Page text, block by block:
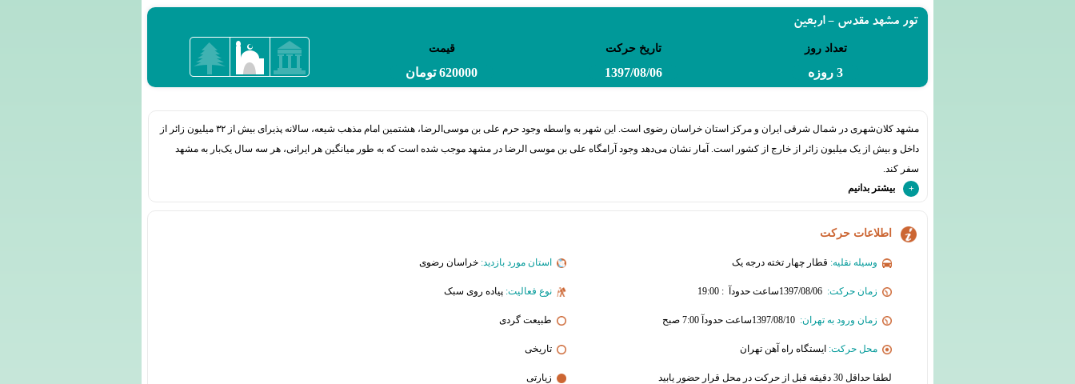
تور مشهد مقدس - اربعین
تعداد روز تاریخ حرکت قیمت
3 روزه 1397/08/06 620000 تومان
مشهد کلان‌شهری در شمال شرقی ایران و مرکز استان خراسان رضوی است. این شهر به واسطه وجود حرم علی بن موسی‌الرضا، هشتمین امام مذهب شیعه، سالانه پذیرای بیش از ۳۲ میلیون زائر از
داخل و بیش از یک میلیون زائر از خارج از کشور است. آمار نشان می‌دهد وجود آرامگاه علی بن موسی الرضا در مشهد موجب شده است که به طور میانگین هر ایرانی، هر سه سال یک‌بار به مشهد
سفر کند.
بیشتر بدانیم
اطلاعات حرکت
وسیله نقلیه: قطار چهار تخته درجه یک
زمان حرکت:
زمان ورود به تهران:
محل حرکت: ایستگاه راه آهن تهران
لطفا حداقل 30 دقیقه قبل از حرکت در محل قرار حضور یابید
استان مورد بازدید: خراسان رضوی
نوع فعالیت: پیاده روی سبک
طبیعت گردی
تاریخی
زیارتی